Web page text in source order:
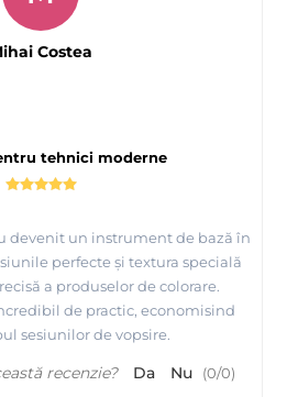
tehnici moderne
devenit un instrument de bază în
perfecte și textura specială
a produselor de colorare.
de practic, economisind
sesiunilor de vopsire.
Costea
recenzie? Da Nu (0/0)